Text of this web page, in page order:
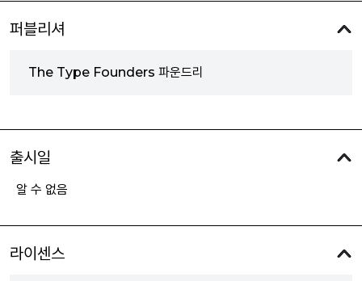
퍼블리셔
The Type Founders 파운드리
출시일
알 수 없음
라이센스